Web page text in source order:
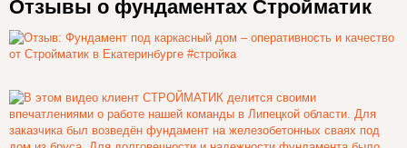
Отзывы о фундаментах Стройматик